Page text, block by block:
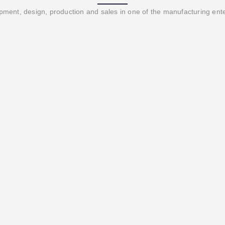
design, production and sales in one of the manufacturing